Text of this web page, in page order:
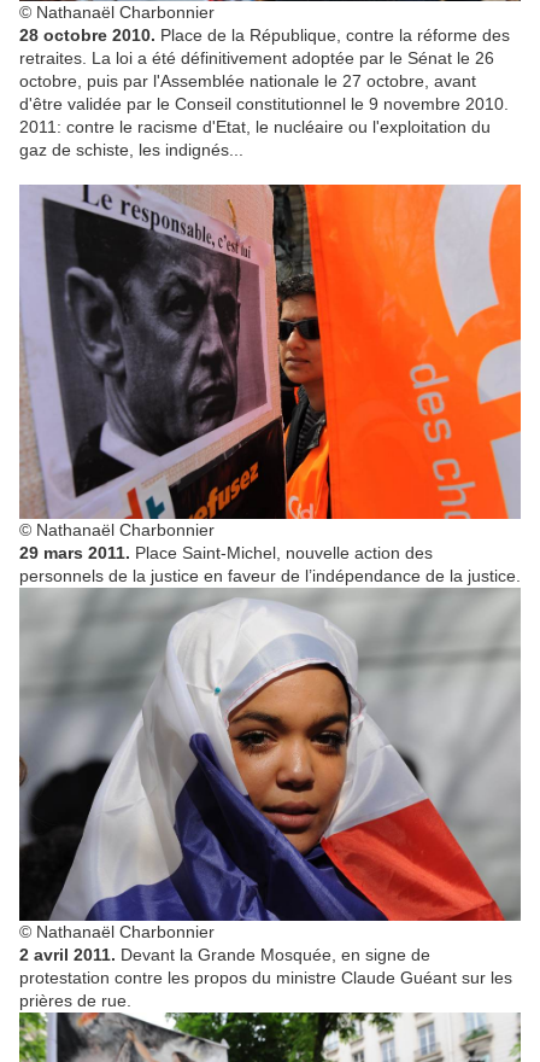
© Nathanaël Charbonnier
28 octobre 2010. Place de la République, contre la réforme des
retraites. La loi a été définitivement adoptée par le Sénat le 26
octobre, puis par l'Assemblée nationale le 27 octobre, avant
d'être validée par le Conseil constitutionnel le 9 novembre 2010.
2011: contre le racisme d'Etat, le nucléaire ou l'exploitation du
gaz de schiste, les indignés...
© Nathanaël Charbonnier
29 mars 2011. Place Saint-Michel, nouvelle action des
personnels de la justice en faveur de l’indépendance de la justice.
© Nathanaël Charbonnier
2 avril 2011. Devant la Grande Mosquée, en signe de
protestation contre les propos du ministre Claude Guéant sur les
prières de rue.